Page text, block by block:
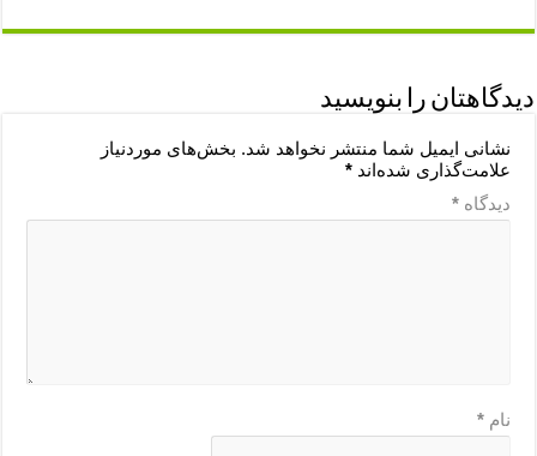
دیدگاهتان را بنویسید
نشانی ایمیل شما منتشر نخواهد شد. بخش‌های موردنیاز
علامت‌گذاری شده‌اند*
دیدگاه*
نام*